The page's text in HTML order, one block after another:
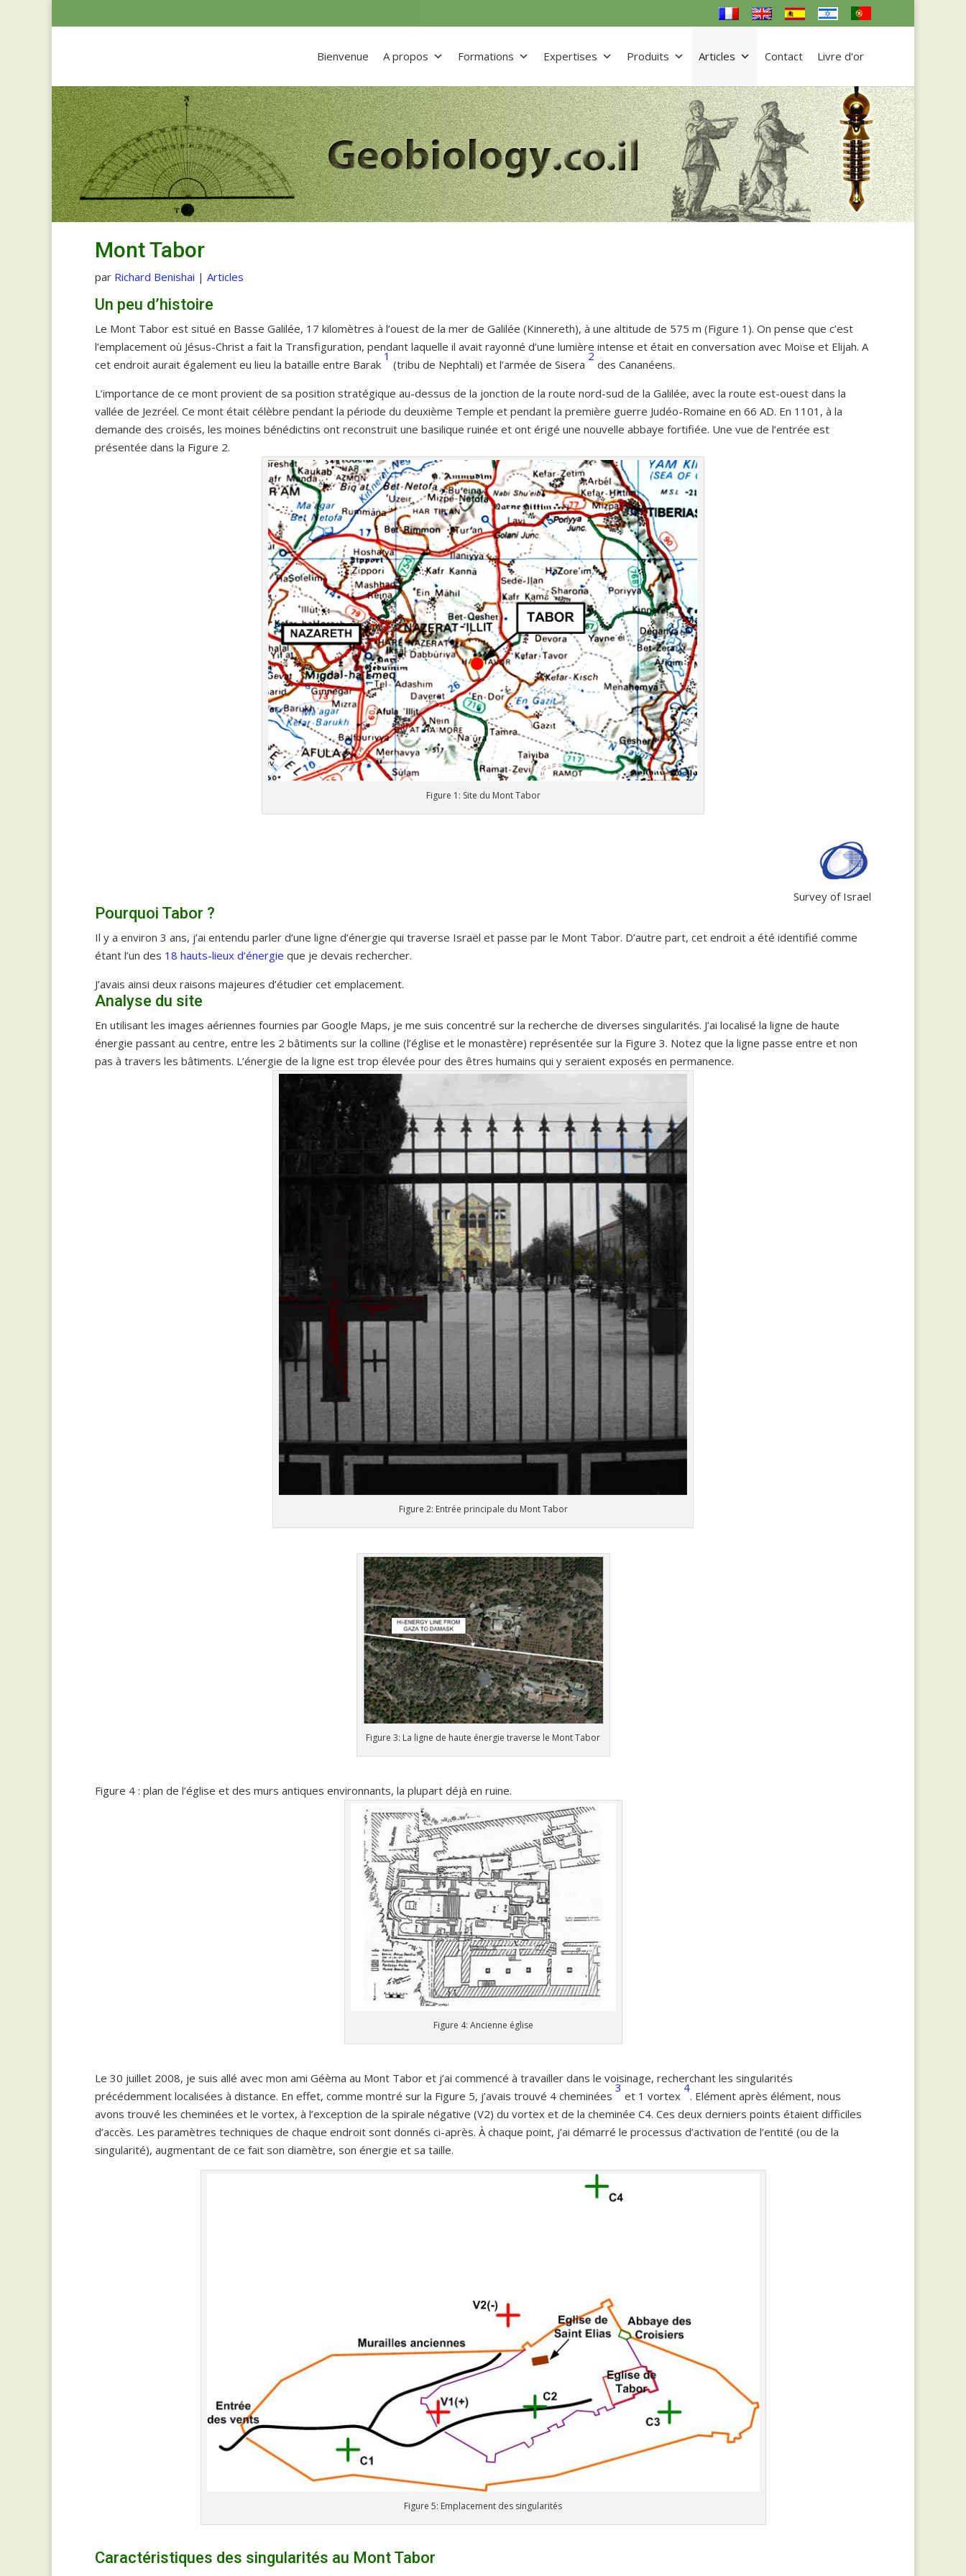
Bienvenue A propos Formations Expertises Produits Articles Contact Livre d'or
Mont Tabor
par Richard Benishai | Articles
Un peu d’histoire
Le Mont Tabor est situé en Basse Galilée, 17 kilomètres à l’ouest de la mer de Galilée (Kinnereth), à une altitude de 575 m (Figure 1). On pense que c’est
l’emplacement où Jésus-Christ a fait la Transfiguration, pendant laquelle il avait rayonné d’une lumière intense et était en conversation avec Moïse et Elijah. A
cet endroit aurait également eu lieu la bataille entre Barak
1
(tribu de Nephtali) et l’armée de Sisera
2
des Cananéens.
L’importance de ce mont provient de sa position stratégique au-dessus de la jonction de la route nord-sud de la Galilée, avec la route est-ouest dans la
vallée de Jezréel. Ce mont était célèbre pendant la période du deuxième Temple et pendant la première guerre Judéo-Romaine en 66 AD. En 1101, à la
demande des croisés, les moines bénédictins ont reconstruit une basilique ruinée et ont érigé une nouvelle abbaye fortifiée. Une vue de l’entrée est
présentée dans la Figure 2.
Figure 1: Site du Mont Tabor
Survey of Israel
Pourquoi Tabor ?
Il y a environ 3 ans, j’ai entendu parler d’une ligne d’énergie qui traverse Israël et passe par le Mont Tabor. D’autre part, cet endroit a été identifié comme
étant l’un des 18 hauts-lieux d’énergie que je devais rechercher.
J’avais ainsi deux raisons majeures d’étudier cet emplacement.
Analyse du site
En utilisant les images aériennes fournies par Google Maps, je me suis concentré sur la recherche de diverses singularités. J’ai localisé la ligne de haute
énergie passant au centre, entre les 2 bâtiments sur la colline (l’église et le monastère) représentée sur la Figure 3. Notez que la ligne passe entre et non
pas à travers les bâtiments. L’énergie de la ligne est trop élevée pour des êtres humains qui y seraient exposés en permanence.
Figure 2: Entrée principale du Mont Tabor
Figure 3: La ligne de haute énergie traverse le Mont Tabor
Figure 4 : plan de l’église et des murs antiques environnants, la plupart déjà en ruine.
Figure 4: Ancienne église
Le 30 juillet 2008, je suis allé avec mon ami Géèma au Mont Tabor et j’ai commencé à travailler dans le voisinage, recherchant les singularités
précédemment localisées à distance. En effet, comme montré sur la Figure 5, j’avais trouvé 4 cheminées
3
et 1 vortex
4
. Elément après élément, nous
avons trouvé les cheminées et le vortex, à l’exception de la spirale négative (V2) du vortex et de la cheminée C4. Ces deux derniers points étaient difficiles
d’accès. Les paramètres techniques de chaque endroit sont donnés ci-après. À chaque point, j’ai démarré le processus d’activation de l’entité (ou de la
singularité), augmentant de ce fait son diamètre, son énergie et sa taille.
Figure 5: Emplacement des singularités
Caractéristiques des singularités au Mont Tabor